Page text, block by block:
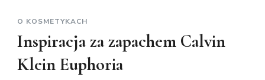
O KOSMETYKACH
Inspiracja za zapachem Calvin
Klein Euphoria